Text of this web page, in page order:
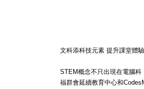
文科添科技元素 提升課堂體驗
STEM概念不只出現在電腦
福群會延續教育中心和